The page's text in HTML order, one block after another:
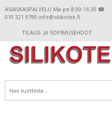
ASIASKASPALVELU Ma-pe 8.00-16.30 ☎
010 321 9790 info@silikotek.fi
TILAUS- JA SOPIMUSEHDOT